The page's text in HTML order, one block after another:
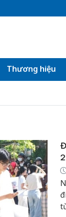
Thương hiệu